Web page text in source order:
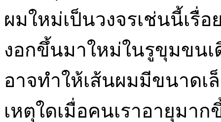
ผมใหม่เป็นวงจรเช่นนี้เรื่
งอกขึ้นมาใหม่ในรูขุมขน
อาจทำให้เส้นผมมีขนาดเ
เหตุใดเมื่อคนเราอายุมา